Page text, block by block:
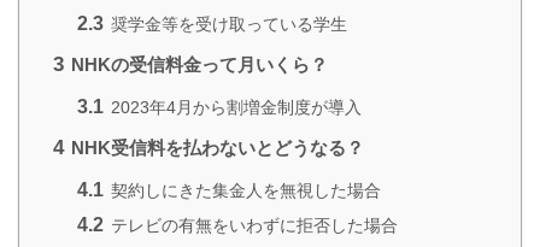
2.3 奨学金等を受け取っている学生
3 NHKの受信料金って月いくら？
3.1 2023年4月から割増金制度が導入
4 NHK受信料を払わないとどうなる？
4.1 契約しにきた集金人を無視した場合
4.2 テレビの有無をいわずに拒否した場合